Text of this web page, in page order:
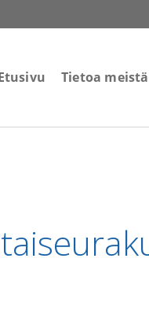
Tietoa meistä